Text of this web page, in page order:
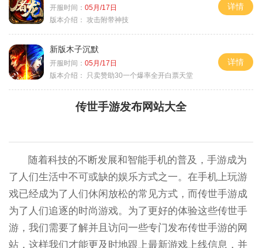
开服时间： 05月/17日
版本介绍： 攻击附带神技
详情
新版木子沉默
开服时间： 05月/17日
版本介绍：
只卖赞助30一个爆率全开白票天堂
详情
传世手游发布网站大全
随着科技的不断发展和智能手机的普及，手游成为
了人们生活中不可或缺的娱乐方式之一。在手机上玩游
戏已经成为了人们休闲放松的常见方式，而传世手游成
为了人们追逐的时尚游戏。为了更好的体验这些传世手
游，我们需要了解并且访问一些专门发布传世手游的网
站，这样我们才能更及时地跟上最新游戏上线信息，并